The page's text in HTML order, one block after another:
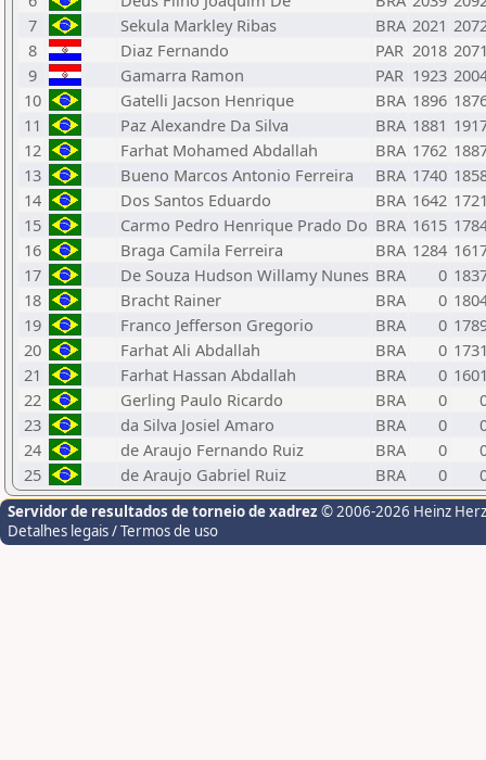
7
Sekula Markley Ribas BRA 2021
8
Diaz Fernando PAR 2018
9
Gamarra Ramon PAR 1923
10
Gatelli Jacson Henrique BRA 1896
11
Paz Alexandre Da Silva BRA 1881
12
Farhat Mohamed Abdallah BRA 1762
13
Bueno Marcos Antonio Ferreira BRA 1740
14
Dos Santos Eduardo BRA 1642
15
Carmo Pedro Henrique Prado Do BRA 1615
16
Braga Camila Ferreira BRA 1284
17
De Souza Hudson Willamy Nunes BRA 0
18
Bracht Rainer BRA 0
19
Franco Jefferson Gregorio BRA 0
20
Farhat Ali Abdallah BRA 0
21
Farhat Hassan Abdallah BRA 0
22
Gerling Paulo Ricardo BRA 0
23
da Silva Josiel Amaro BRA 0
24
de Araujo Fernando Ruiz BRA 0
25
de Araujo Gabriel Ruiz BRA 0
Servidor de resultados de torneio de xadrez © 2006-2026 Heinz
Detalhes legais / Termos de uso